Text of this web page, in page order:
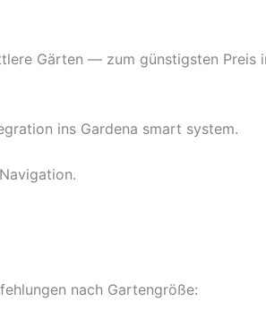
Gärten — zum günstigsten Preis
ins Gardena smart system.
nach Gartengröße: